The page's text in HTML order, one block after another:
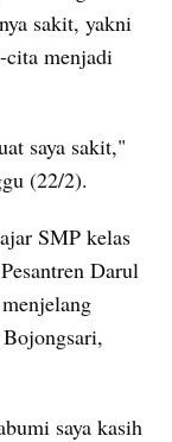
sakit, yakni
cita menjadi
saya sakit,"
(22/2).
SMP kelas
Darul
saya kasih